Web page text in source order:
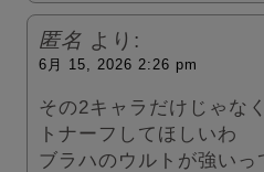
匿名 より:
6月 15, 2026 2:26 pm
その2キャラだけじゃな
トナーフしてほしいわ
ブラハのウルトが強い